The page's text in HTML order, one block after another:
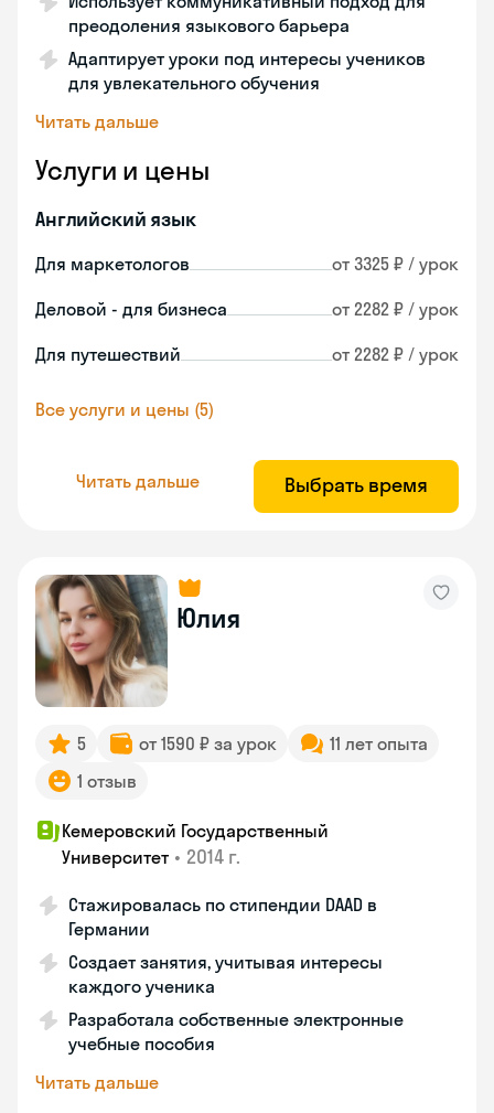
преодоления языкового барьера
Адаптирует уроки под интересы учеников
для увлекательного обучения
Читать дальше
Услуги и цены
Английский язык
Для маркетологов от 3325 ₽ / урок
Деловой - для бизнеса от 2282 ₽ / урок
Для путешествий от 2282 ₽ / урок
Все услуги и цены (5)
Читать дальше Выбрать время
Юлия
5 от 1590 ₽ за урок
11 лет опыта
1 отзыв
Кемеровский Государственный
Университет • 2014 г.
Стажировалась по стипендии DAAD в
Германии
Создает занятия, учитывая интересы
каждого ученика
Разработала собственные электронные
учебные пособия
Читать дальше